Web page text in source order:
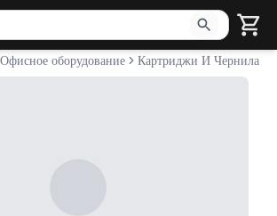
2 символа для поиска. Нажмите Enter
Офисное оборудование Картриджи И Чернила